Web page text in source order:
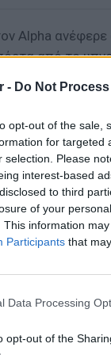
- Do Not
opt-out of the sale,
for targeted
selection. Please
interest-based
to third
of your
This information
Participants that
Data Processing
opt-out of the
Alpha ανέφερε
από το
να συμμορφωθώ
ανέφερε ότι
καταγωγής,
δύο αδέλφια
τα δωμάτια